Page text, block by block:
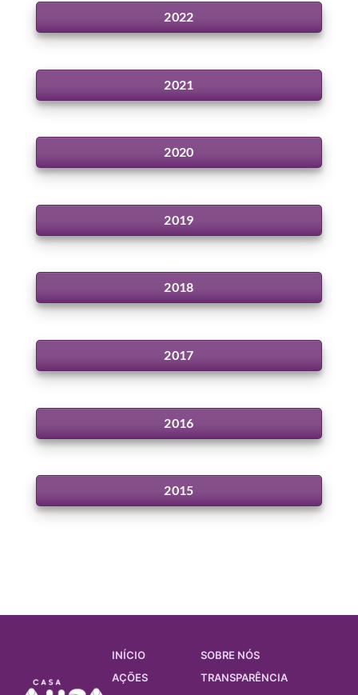
2022
2021
2020
2019
2018
2017
2016
2015
INÍCIO
SOBRE NÓS
AÇÕES
TRANSPARÊNCIA